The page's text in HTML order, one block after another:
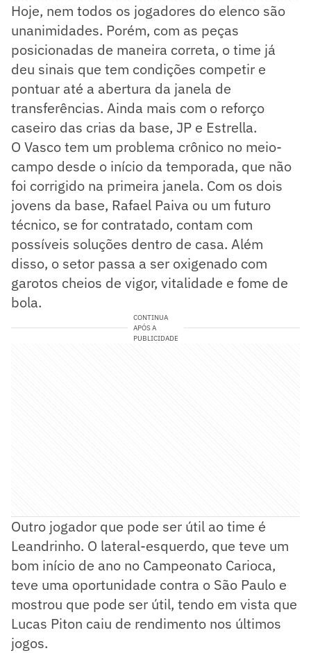
Hoje, nem todos os jogadores do elenco são
unanimidades. Porém, com as peças
posicionadas de maneira correta, o time já
deu sinais que tem condições competir e
pontuar até a abertura da janela de
transferências. Ainda mais com o reforço
caseiro das crias da base, JP e Estrella.
O Vasco tem um problema crônico no meio-
campo desde o início da temporada, que não
foi corrigido na primeira janela. Com os dois
jovens da base, Rafael Paiva ou um futuro
técnico, se for contratado, contam com
possíveis soluções dentro de casa. Além
disso, o setor passa a ser oxigenado com
garotos cheios de vigor, vitalidade e fome de
bola.
CONTINUA
APÓS A
PUBLICIDADE
Outro jogador que pode ser útil ao time é
Leandrinho. O lateral-esquerdo, que teve um
bom início de ano no Campeonato Carioca,
teve uma oportunidade contra o São Paulo e
mostrou que pode ser útil, tendo em vista que
Lucas Piton caiu de rendimento nos últimos
jogos.